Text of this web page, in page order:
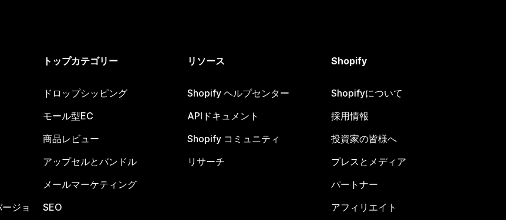
ジョ
トップカテゴリー
ドロップシッピング
モール型EC
商品レビュー
アップセルとバンドル
メールマーケティング
SEO
リソース
Shopify ヘルプセンター
APIドキュメント
Shopify コミュニティ
リサーチ
Shopify
Shopifyについて
採用情報
投資家の皆様へ
プレスとメディア
パートナー
アフィリエイト